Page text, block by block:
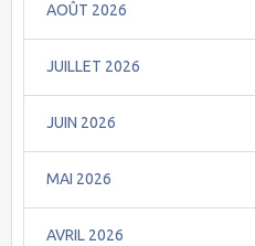
AOÛT 2026
JUILLET 2026
JUIN 2026
MAI 2026
AVRIL 2026